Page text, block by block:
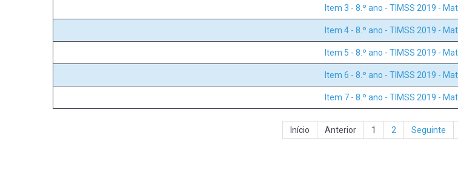
Item 3 - 8.º ano - TIMSS 2019 -
Item 4 - 8.º ano - TIMSS 2019 -
Item 5 - 8.º ano - TIMSS 2019 -
Item 6 - 8.º ano - TIMSS 2019 -
Item 7 - 8.º ano - TIMSS 2019 -
Início Anterior 1 2 Seguinte